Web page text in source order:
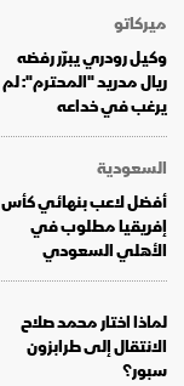
ميركاتو
وكيل رودري يبرّر رفضه
ريال مدريد "المحترم": لم
يرغب في خداعه
السعودية
أفضل لاعب بنهائي كأس
إفريقيا مطلوب في
الأهلي السعودي
لماذا اختار محمد صلاح
الانتقال إلى طرابزون
سبور؟